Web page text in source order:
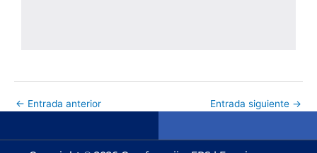
← Entrada anterior Entrada siguiente →